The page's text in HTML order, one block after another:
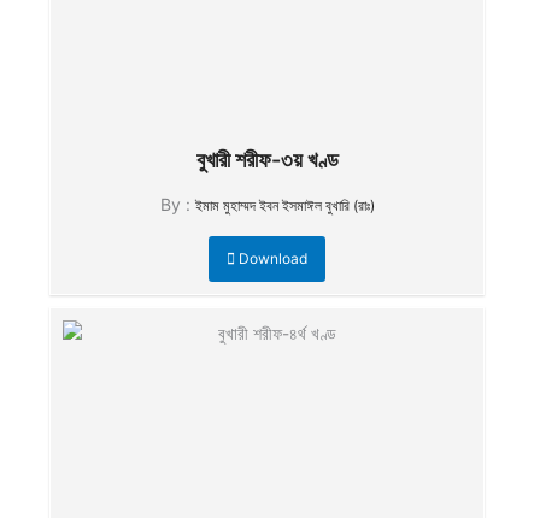
বুখারী শরীফ-৩য় খণ্ড
By : ইমাম মুহাম্মদ ইবন ইসমাঈল বুখারি (রাঃ)
Download